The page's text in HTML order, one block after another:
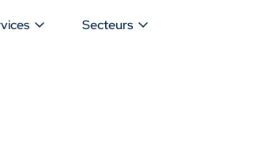
Secteurs